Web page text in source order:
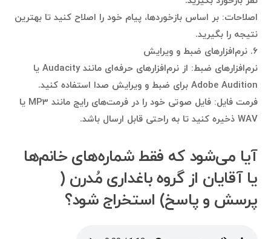
اصلاحات: بر اساس بازخوردها، پیام خود را اصلاح کنید تا بهترین
نتیجه را بگیرید.
۶. نرم‌افزارهای ضبط و ویرایش
نرم‌افزارهای ضبط: از نرم‌افزارهای حرفه‌ای مانند Audacity یا
Adobe Audition برای ضبط و ویرایش صدا استفاده کنید.
فرمت فایل: فایل صوتی خود را در فرمت‌های رایج مانند MP3 یا
WAV ذخیره کنید تا به راحتی قابل ارسال باشد.
آیا می‌شود که فقط شماره‌های خانم‌ها
یا آقایان از گروه باغداری مُدرن (
پرسش و پاسخ) استخراج شود؟